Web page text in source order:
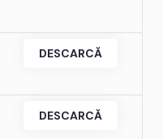
DESCARCĂ
DESCARCĂ